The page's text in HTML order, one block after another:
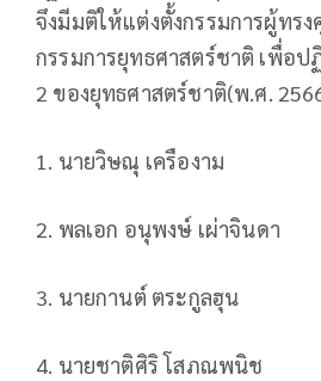
จึงมีมติให้แต่งตั้งกรรมการผู้ท
กรรมการยุทธศาสตร์ชาติ เพื่อ
2 ของยุทธศาสตร์ชาติ(พ.ศ.
1. นายวิษณุ เครืองาม
2. พลเอก อนุพงษ์ เผ่าจินดา
3. นายกานต์ ตระกูลฮุน
4. นายชาติศิริ โสภณพนิช